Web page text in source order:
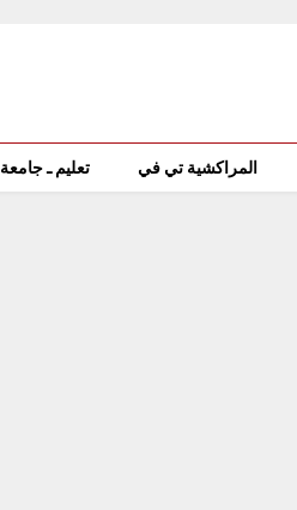
المراكشية تي في تعليم ـ جامعة